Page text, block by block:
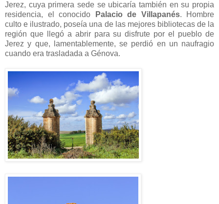
Jerez, cuya primera sede se ubicaría también en su propia
residencia, el conocido
Palacio de Villapanés. Hombre
culto e ilustrado, poseía una de las mejores bibliotecas de la
región que llegó a abrir para su disfrute por el pueblo de
Jerez y que, lamentablemente, se perdió en un naufragio
cuando era trasladada a Génova.